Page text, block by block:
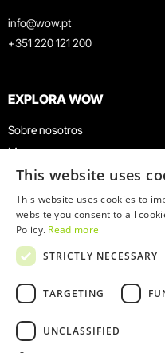
info@wow.pt
+351 220 121 200
EXPLORA WOW
Sobre nosotros
Museos
Agenda
Noticias
Restaurantes
Tarjeta WOW
Grupos y eventos
Servicio educativo
This website uses
This website uses cookies to
website you consent to all
Policy. Read more
STRICTLY NECESSARY
TARGETING
UNCLASSIFIED